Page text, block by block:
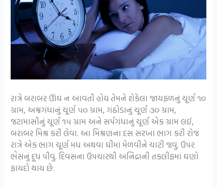
રાત્રે બરાબર ઊંઘ ન આવતી હોય તેમને શેકેલા જાયફળનું ચૂર્ણ ૧૦
ગ્રામ, અશ્વગંધાનું ચૂર્ણ ૫૦ ગ્રામ, ગંઠોડાનું ચૂર્ણ ૩૦ ગ્રામ,
જટામાસીનું ચૂર્ણ ૧૫ ગ્રામ અને સર્પગંધાનું ચૂર્ણ એક ગ્રામ લઈ,
બરાબર મિશ્ર કરી લેવા. આ મિશ્રણના દસ સરખા ભાગ કરી રોજ
રાત્રે એક ભાગ ચૂર્ણ મધ અથવા ઘીમાં મેળવીને ચાટી જવું. ઉપર
ભેંસનું દૂધ પીવું. દિવસના ઉપચારથી અનિદ્રાની તકલીફમાં ઘણો
ફાયદો થાય છે.